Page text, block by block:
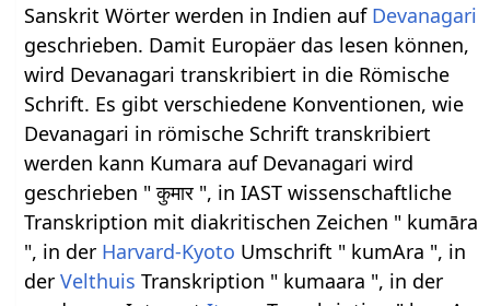
Sanskrit Wörter werden in Indien auf Devanagari
geschrieben. Damit Europäer das lesen können,
wird Devanagari transkribiert in die Römische
Schrift. Es gibt verschiedene Konventionen, wie
Devanagari in römische Schrift transkribiert
werden kann Kumara auf Devanagari wird
geschrieben " कुमार ", in IAST wissenschaftliche
Transkription mit diakritischen Zeichen " kumāra
", in der Harvard-Kyoto Umschrift " kumAra ", in
derVelthuis Transkription " kumaara ", in der